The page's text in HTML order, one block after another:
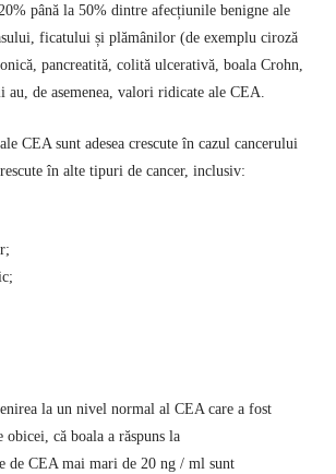
până la 50% dintre afecțiunile benigne ale
ficatului și plămânilor (de exemplu ciroză
pancreatită, colită ulcerativă, boala Crohn,
de asemenea, valori ridicate ale CEA.
CEA sunt adesea crescute în cazul cancerului
în alte tipuri de cancer, inclusiv:
la un nivel normal al CEA care a fost
obicei, că boala a răspuns la
de CEA mai mari de 20 ng / ml sunt